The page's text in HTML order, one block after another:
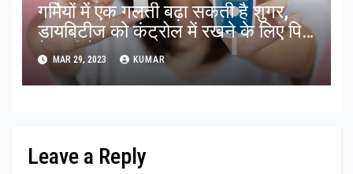
गर्मियों में एक गलती बढ़ा सकती है शुगर,
डायबिटीज को कंट्रोल में रखने के लिए पिएं
ये 5 चीजें
MAR 29, 2023 KUMAR
Leave a Reply